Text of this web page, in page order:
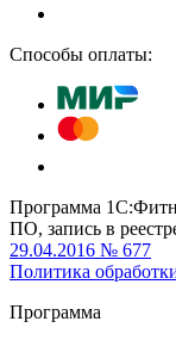
Способы оплаты:
Программа
ПО, запись в
29.04.2016 № 677
Политика
Программа